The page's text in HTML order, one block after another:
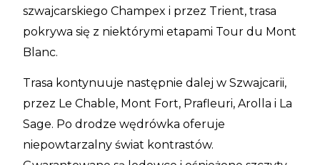
szwajcarskiego Champex i przez Trient, trasa
pokrywa się z niektórymi etapami Tour du Mont
Blanc.
Trasa kontynuuje następnie dalej w Szwajcarii,
przez Le Chable, Mont Fort, Prafleuri, Arolla i La
Sage. Po drodze wędrówka oferuje
niepowtarzalny świat kontrastów.